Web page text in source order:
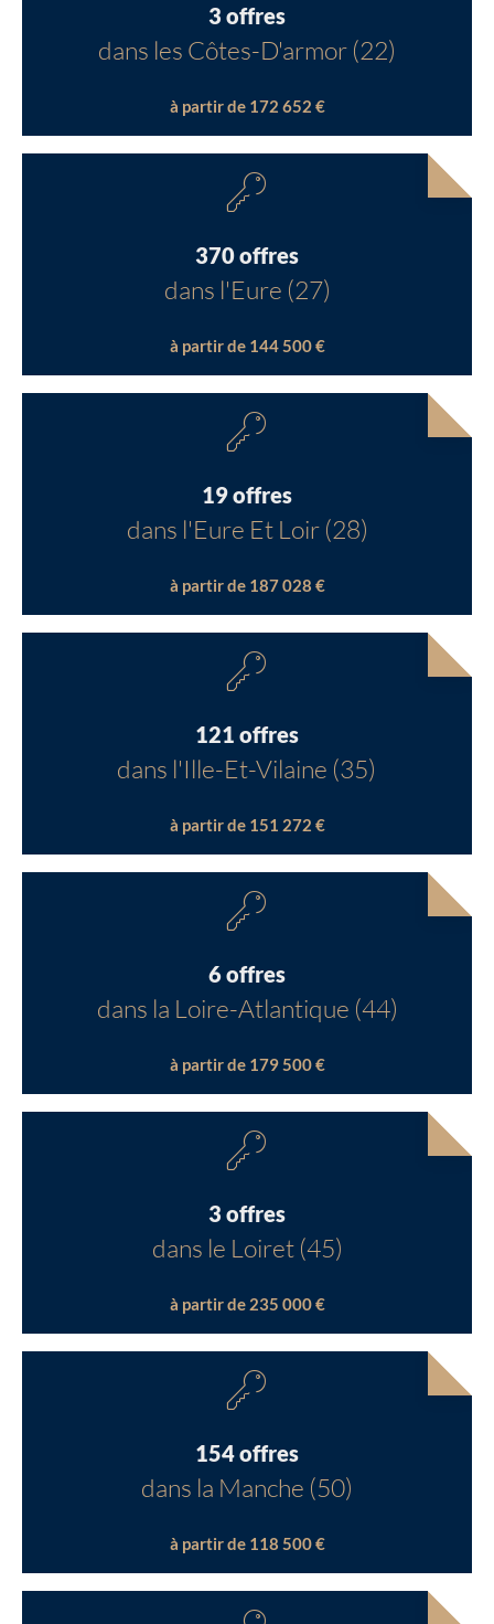
3 offres
dans les Côtes-D'armor (22)
à partir de 172 652 €
370 offres
dans l'Eure (27)
à partir de 144 500 €
19 offres
dans l'Eure Et Loir (28)
à partir de 187 028 €
121 offres
dans l'Ille-Et-Vilaine (35)
à partir de 151 272 €
6 offres
dans la Loire-Atlantique (44)
à partir de 179 500 €
3 offres
dans le Loiret (45)
à partir de 235 000 €
154 offres
dans la Manche (50)
à partir de 118 500 €